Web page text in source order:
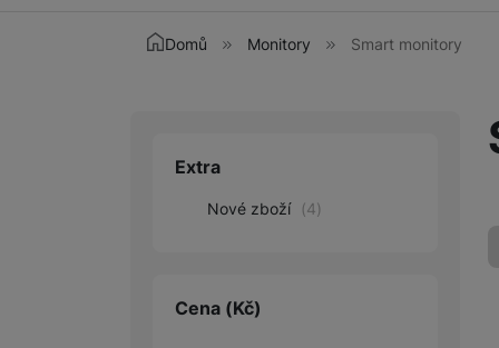
Akce
Mobilní telefony
Chytré hodinky
Sluchátka
Domů Monitory Smart monitory
Upřesnit
Extra
Nové zboží (4)
Cena (Kč)